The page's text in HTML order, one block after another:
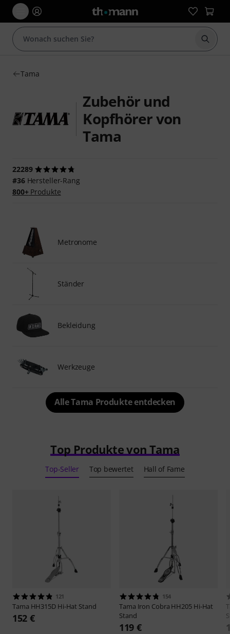
Suche
Tama
Zubehör und
Kopfhörer von
Tama
22289
#36Hersteller-Rang
800+Produkte
Metronome
Ständer
Bekleidung
Werkzeuge
Alle Tama Produkte entdecken
Top Produkte von Tama
Top-Seller Top bewertet Hall of Fame
121
Tama HH315D Hi-Hat Stand
152 €
154
Tama Iron Cobra HH205 Hi-Hat
Stand
119 €